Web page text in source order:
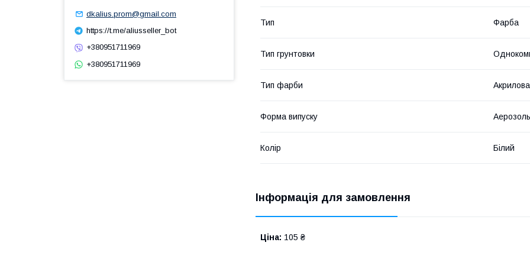
Тип Фарба
Тип грунтовки
Тип фарби Акрилова
Форма випуску Аерозоль
Колір Білий
Інформація для замовлення
Ціна: 105 ₴
dkalius.prom@gmail.com
https://t.me/aliusseller_bot
+380951711969
+380951711969